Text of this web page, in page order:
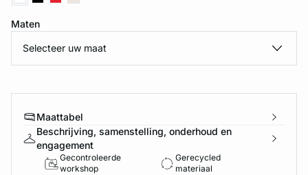
Maten
Selecteer uw maat
Maattabel
Beschrijving, samenstelling, onderhoud en
engagement
Gecontroleerde
workshop
Gerecycled
materiaal